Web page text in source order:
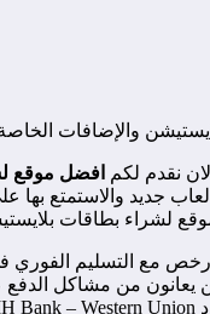
والإضافات
نقدم لكم افضل موقع
جديد والاستمتع
لشراء بطاقات
يعانون من مشاكل